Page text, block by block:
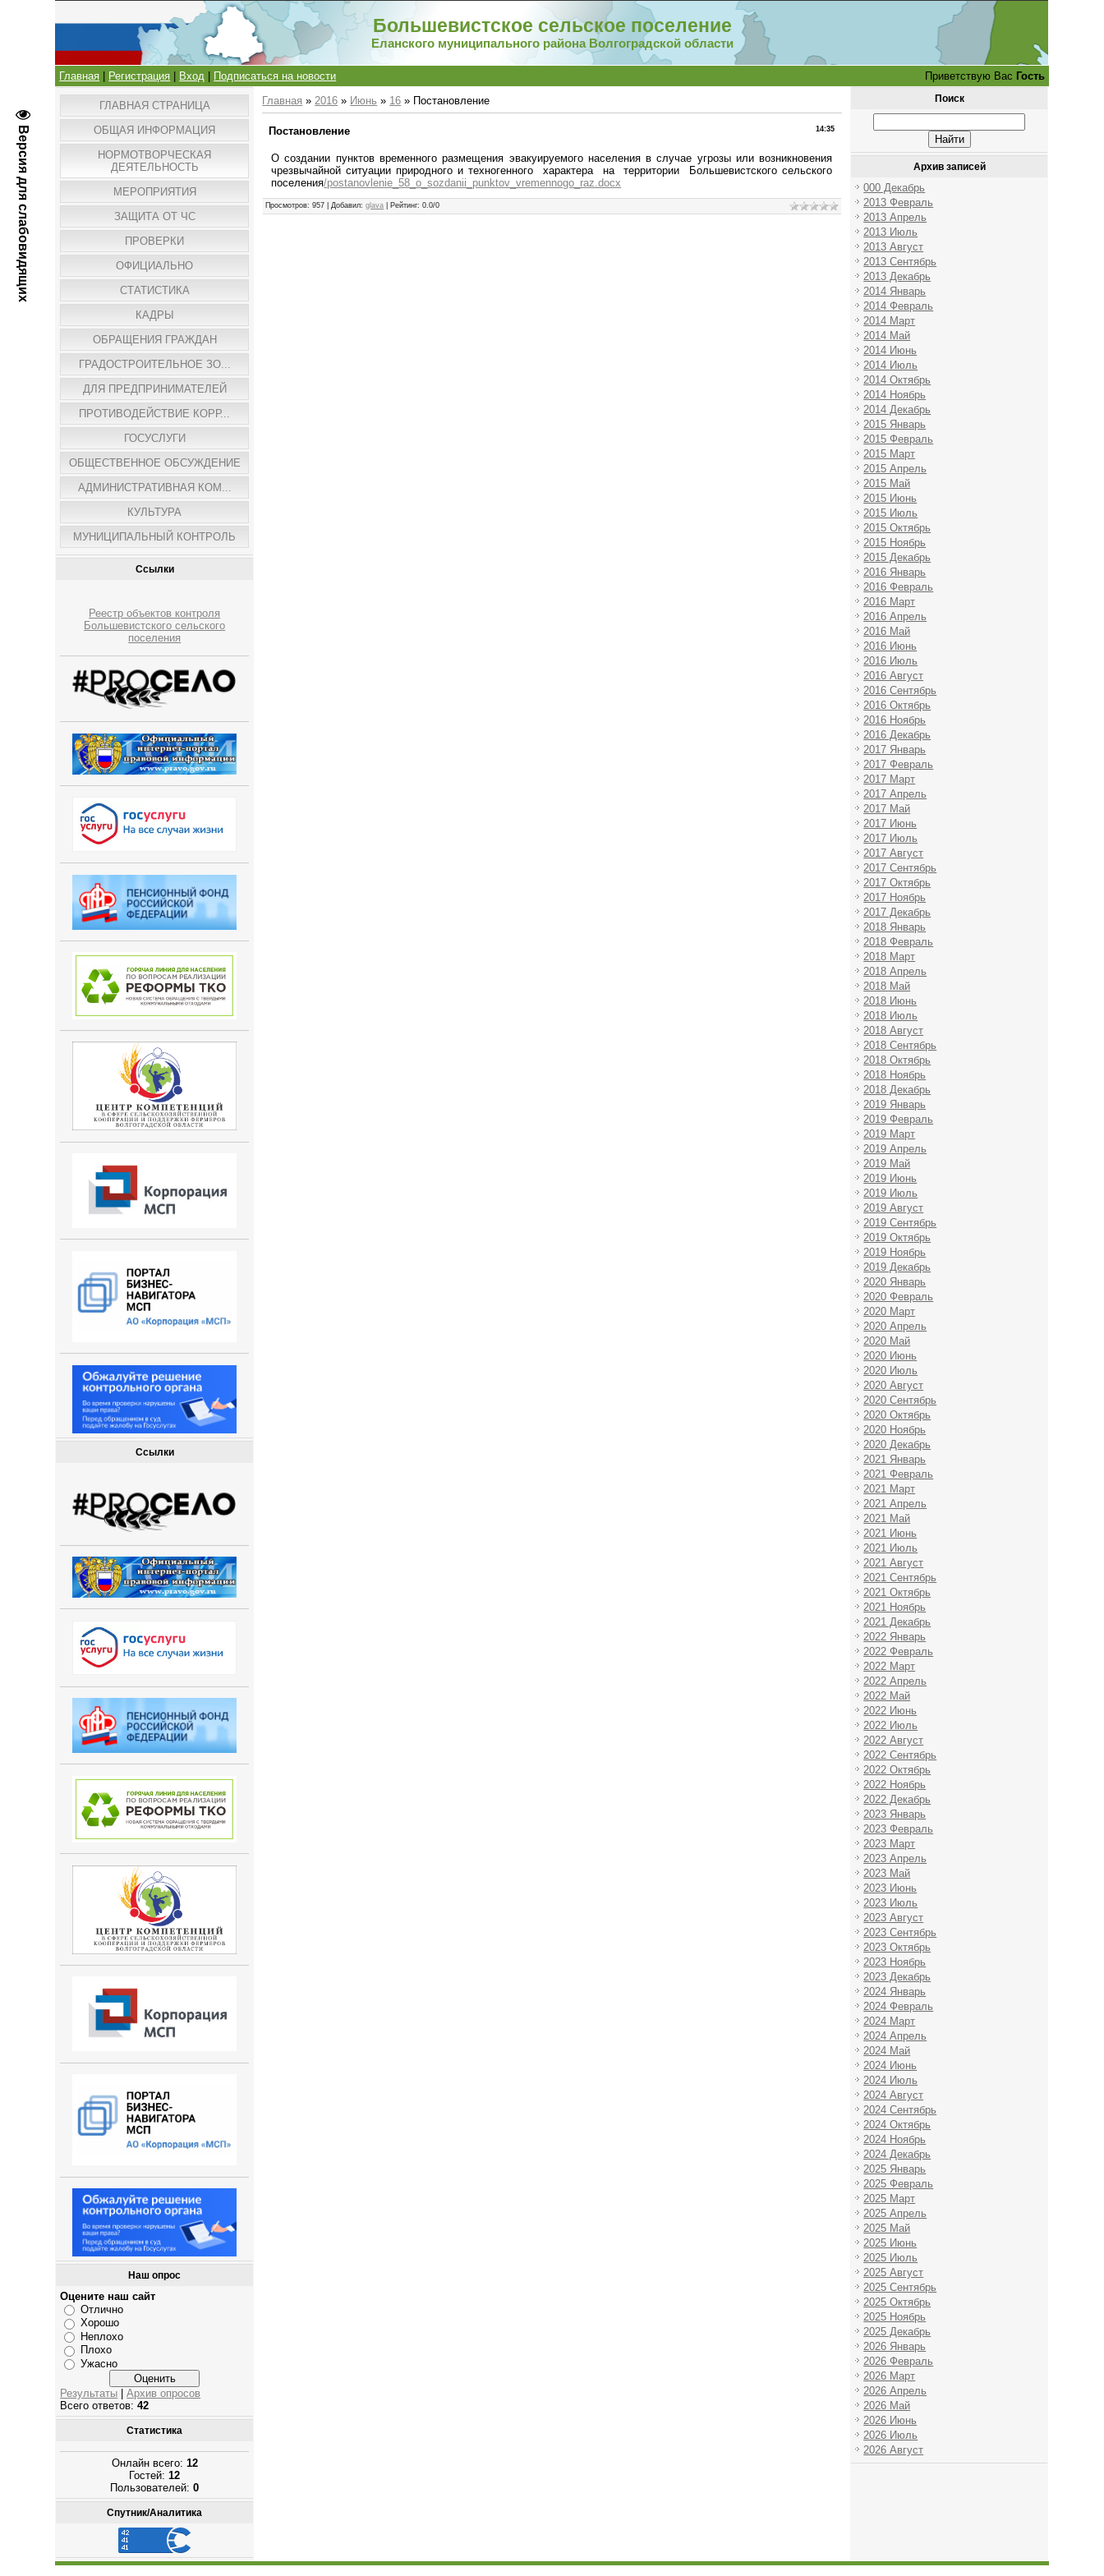
Версия для слабовидящих
Большевистское сельское поселение
Еланского муниципального района Волгоградской области
Главная Регистрация Вход Подписаться на новости Приветствую Вас Гость
ГЛАВНАЯ СТРАНИЦА
ОБЩАЯ ИНФОРМАЦИЯ
НОРМОТВОРЧЕСКАЯ
ДЕЯТЕЛЬНОСТЬ
МЕРОПРИЯТИЯ
ЗАЩИТА ОТ ЧС
ПРОВЕРКИ
ОФИЦИАЛЬНО
СТАТИСТИКА
КАДРЫ
ОБРАЩЕНИЯ ГРАЖДАН
ГРАДОСТРОИТЕЛЬНОЕ ЗО...
ДЛЯ ПРЕДПРИНИМАТЕЛЕЙ
ПРОТИВОДЕЙСТВИЕ КОРР...
ГОСУСЛУГИ
ОБЩЕСТВЕННОЕ ОБСУЖДЕНИЕ
АДМИНИСТРАТИВНАЯ КОМ...
КУЛЬТУРА
МУНИЦИПАЛЬНЫЙ КОНТРОЛЬ
Ссылки
Реестр объектов контроля
Большевистского сельского
поселения
Ссылки
Наш опрос
Оцените наш сайт
Отлично
Хорошо
Неплохо
Плохо
Ужасно
Результаты |Архив опросов
Всего ответов:42
Статистика
Онлайн всего: 12
Гостей:12
Пользователей:0
Спутник/Аналитика
Главная »2016 » Июнь » 16 » Постановление
14:35
Постановление
О создании пунктов временного размещения эвакуируемого населения в случае угрозы или возникновения
чрезвычайной ситуации природного и техногенного характера на территории Большевистского сельского
поселения/postanovlenie_58_o_sozdanii_punktov_vremennogo_raz.docx
Просмотров: 957 |Добавил:glava Рейтинг:0.0/0
Поиск
Архив записей
000 Декабрь
2013 Февраль
2013 Апрель
2013 Июль
2013 Август
2013 Сентябрь
2013 Декабрь
2014 Январь
2014 Февраль
2014 Март
2014 Май
2014 Июнь
2014 Июль
2014 Октябрь
2014 Ноябрь
2014 Декабрь
2015 Январь
2015 Февраль
2015 Март
2015 Апрель
2015 Май
2015 Июнь
2015 Июль
2015 Октябрь
2015 Ноябрь
2015 Декабрь
2016 Январь
2016 Февраль
2016 Март
2016 Апрель
2016 Май
2016 Июнь
2016 Июль
2016 Август
2016 Сентябрь
2016 Октябрь
2016 Ноябрь
2016 Декабрь
2017 Январь
2017 Февраль
2017 Март
2017 Апрель
2017 Май
2017 Июнь
2017 Июль
2017 Август
2017 Сентябрь
2017 Октябрь
2017 Ноябрь
2017 Декабрь
2018 Январь
2018 Февраль
2018 Март
2018 Апрель
2018 Май
2018 Июнь
2018 Июль
2018 Август
2018 Сентябрь
2018 Октябрь
2018 Ноябрь
2018 Декабрь
2019 Январь
2019 Февраль
2019 Март
2019 Апрель
2019 Май
2019 Июнь
2019 Июль
2019 Август
2019 Сентябрь
2019 Октябрь
2019 Ноябрь
2019 Декабрь
2020 Январь
2020 Февраль
2020 Март
2020 Апрель
2020 Май
2020 Июнь
2020 Июль
2020 Август
2020 Сентябрь
2020 Октябрь
2020 Ноябрь
2020 Декабрь
2021 Январь
2021 Февраль
2021 Март
2021 Апрель
2021 Май
2021 Июнь
2021 Июль
2021 Август
2021 Сентябрь
2021 Октябрь
2021 Ноябрь
2021 Декабрь
2022 Январь
2022 Февраль
2022 Март
2022 Апрель
2022 Май
2022 Июнь
2022 Июль
2022 Август
2022 Сентябрь
2022 Октябрь
2022 Ноябрь
2022 Декабрь
2023 Январь
2023 Февраль
2023 Март
2023 Апрель
2023 Май
2023 Июнь
2023 Июль
2023 Август
2023 Сентябрь
2023 Октябрь
2023 Ноябрь
2023 Декабрь
2024 Январь
2024 Февраль
2024 Март
2024 Апрель
2024 Май
2024 Июнь
2024 Июль
2024 Август
2024 Сентябрь
2024 Октябрь
2024 Ноябрь
2024 Декабрь
2025 Январь
2025 Февраль
2025 Март
2025 Апрель
2025 Май
2025 Июнь
2025 Июль
2025 Август
2025 Сентябрь
2025 Октябрь
2025 Ноябрь
2025 Декабрь
2026 Январь
2026 Февраль
2026 Март
2026 Апрель
2026 Май
2026 Июнь
2026 Июль
2026 Август